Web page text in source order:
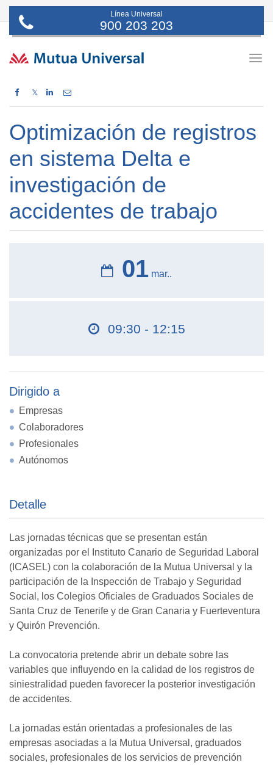
Línea Universal
900 203 203
𝕏
Optimización de registros
en sistema Delta e
investigación de
accidentes de trabajo
01 mar..
09:30 - 12:15
Dirigido a
Empresas
Colaboradores
Profesionales
Autónomos
Detalle
Las jornadas técnicas que se presentan están
organizadas por el Instituto Canario de Seguridad Laboral
(ICASEL) con la colaboración de la Mutua Universal y la
participación de la Inspección de Trabajo y Seguridad
Social, los Colegios Oficiales de Graduados Sociales de
Santa Cruz de Tenerife y de Gran Canaria y Fuerteventura
y Quirón Prevención.
La convocatoria pretende abrir un debate sobre las
variables que influyendo en la calidad de los registros de
siniestralidad pueden favorecer la posterior investigación
de accidentes.
La jornadas están orientadas a profesionales de las
empresas asociadas a la Mutua Universal, graduados
sociales, profesionales de los servicios de prevención